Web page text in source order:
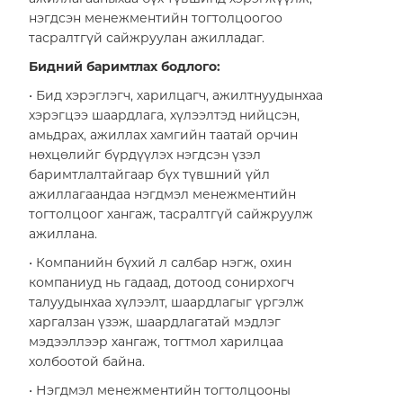
БРЭНД
НИЙГМИЙН ХАРИУЦЛАГА
нэгдсэн менежментийн тогтолцоогоо
тасралтгүй сайжруулан ажилладаг.
Бидний баримтлах бодлого:
• Бид хэрэглэгч, харилцагч, ажилтнуудынхаа
хэрэгцээ шаардлага, хүлээлтэд нийцсэн,
амьдрах, ажиллах хамгийн таатай орчин
нөхцөлийг бүрдүүлэх нэгдсэн үзэл
баримтлалтайгаар бүх түвшний үйл
ажиллагаандаа нэгдмэл менежментийн
тогтолцоог хангаж, тасралтгүй сайжруулж
ажиллана.
• Компанийн бүхий л салбар нэгж, охин
компаниуд нь гадаад, дотоод сонирхогч
талуудынхаа хүлээлт, шаардлагыг үргэлж
харгалзан үзэж, шаардлагатай мэдлэг
мэдээллээр хангаж, тогтмол харилцаа
холбоотой байна.
• Нэгдмэл менежментийн тогтолцооны